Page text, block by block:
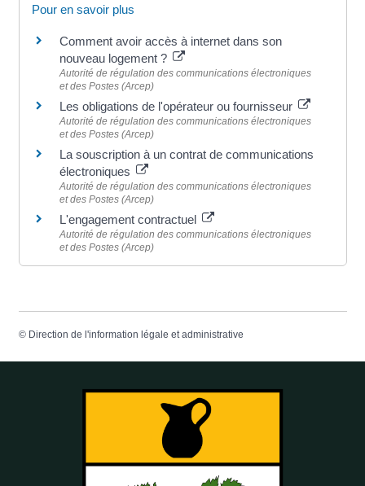
Pour en savoir plus
Comment avoir accès à internet dans son
nouveau logement ?
Autorité de régulation des communications électroniques
et des Postes (Arcep)
Les obligations de l'opérateur ou fournisseur
Autorité de régulation des communications électroniques
et des Postes (Arcep)
La souscription à un contrat de communications
électroniques
Autorité de régulation des communications électroniques
et des Postes (Arcep)
L'engagement contractuel
Autorité de régulation des communications électroniques
et des Postes (Arcep)
© Direction de l'information légale et administrative